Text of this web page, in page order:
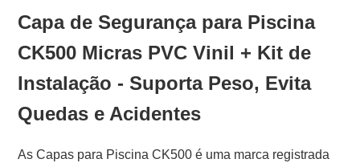
Capa de Segurança para Piscina
CK500 Micras PVC Vinil + Kit de
Instalação - Suporta Peso, Evita
Quedas e Acidentes
As Capas para Piscina CK500 é uma marca registrada